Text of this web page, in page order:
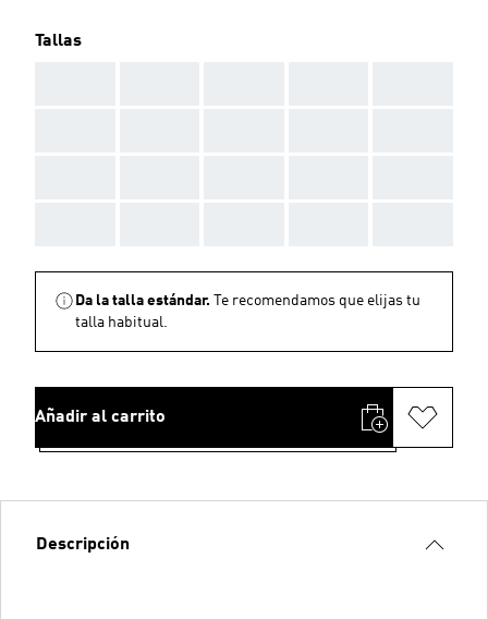
Tallas
Da la talla estándar.
Te recomendamos que elijas tu
talla habitual.
Añadir al carrito
Descripción